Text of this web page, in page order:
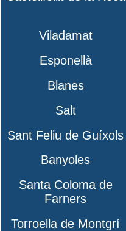
Viladamat
Esponellà
Blanes
Salt
Sant Feliu de Guíxols
Banyoles
Santa Coloma de
Farners
Torroella de Montgrí